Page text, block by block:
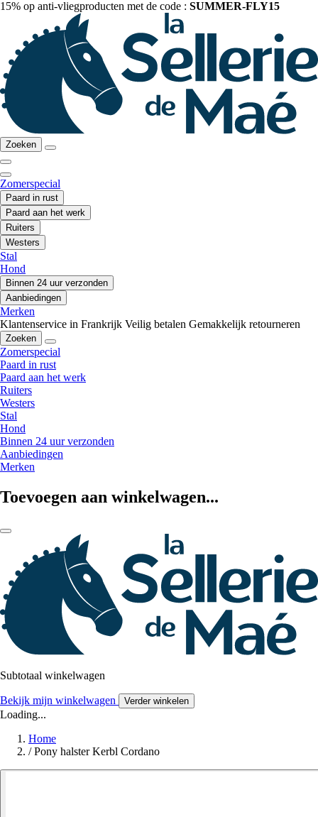
15% op anti-vliegproducten met de code : SUMMER-FLY15
Zoeken
Zomerspecial
Paard in rust
Paard aan het werk
Ruiters
Westers
Stal
Hond
Binnen 24 uur verzonden
Aanbiedingen
Merken
Klantenservice in Frankrijk Veilig betalen Gemakkelijk retourneren
Zoeken
Zomerspecial
Paard in rust
Paard aan het werk
Ruiters
Westers
Stal
Hond
Binnen 24 uur verzonden
Aanbiedingen
Merken
Toevoegen aan winkelwagen...
Subtotaal winkelwagen
Bekijk mijn winkelwagen Verder winkelen
Loading...
Home
/ Pony halster Kerbl Cordano